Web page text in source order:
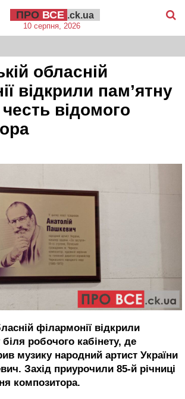
ПРО ВСЕ .ck.ua
10 серпня, 2026
обласній
відкрили пам’ятну
відомого
філармонії відкрили
робочого кабінету, де
музику народний артист України
Захід приурочили 85-й річниці
композитора.